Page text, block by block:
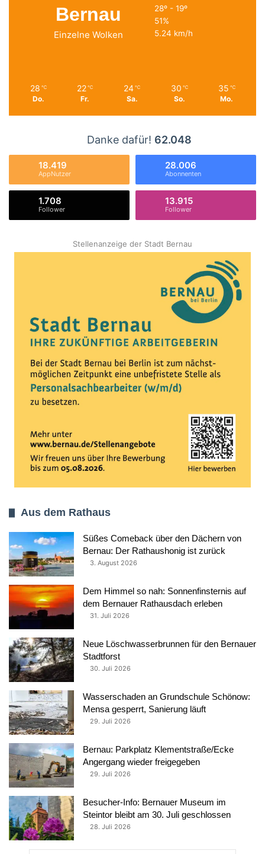
Bernau
Einzelne Wolken
28º - 19º
51%
5.24 km/h
28 ℃
Do.
22 ℃
Fr.
24 ℃
Sa.
30 ℃
So.
35 ℃
Mo.
Danke dafür! 62.048
18.419
AppNutzer
28.006
Abonnenten
1.708
Follower
13.915
Follower
Stellenanzeige der Stadt Bernau
Aus dem Rathaus
Süßes Comeback über den Dächern von
Bernau: Der Rathaushonig ist zurück
3. August 2026
Dem Himmel so nah: Sonnenfinsternis auf
dem Bernauer Rathausdach erleben
31. Juli 2026
Neue Löschwasserbrunnen für den Bernauer
Stadtforst
30. Juli 2026
Wasserschaden an Grundschule Schönow:
Mensa gesperrt, Sanierung läuft
29. Juli 2026
Bernau: Parkplatz Klementstraße/Ecke
Angergang wieder freigegeben
29. Juli 2026
Besucher-Info: Bernauer Museum im
Steintor bleibt am 30. Juli geschlossen
28. Juli 2026